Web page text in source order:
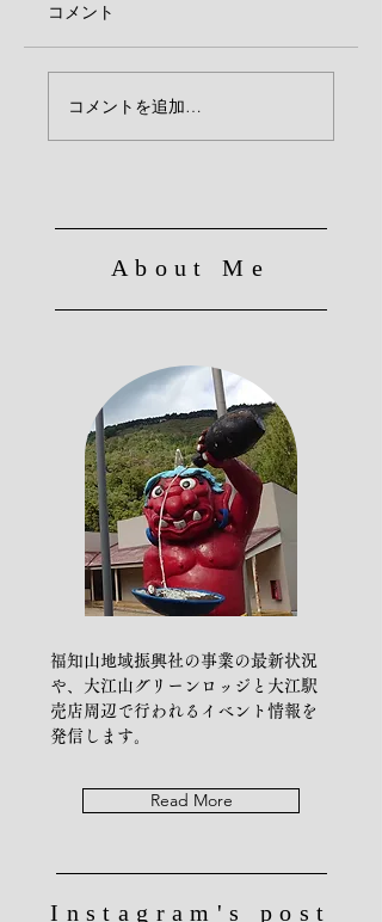
道MAP
コメント
コメントを追加…
About Me
​福知山地域振興社の事業の最新状況
や、大江山グリーンロッジと大江駅
売店周辺で行われるイベント情報を
発信します。
Read More
Instagram's post